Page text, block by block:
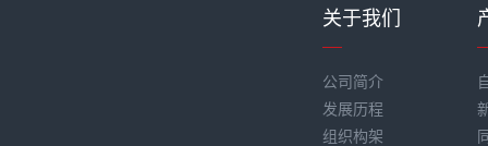
关于我们
公司简介
发展历程
组织构架